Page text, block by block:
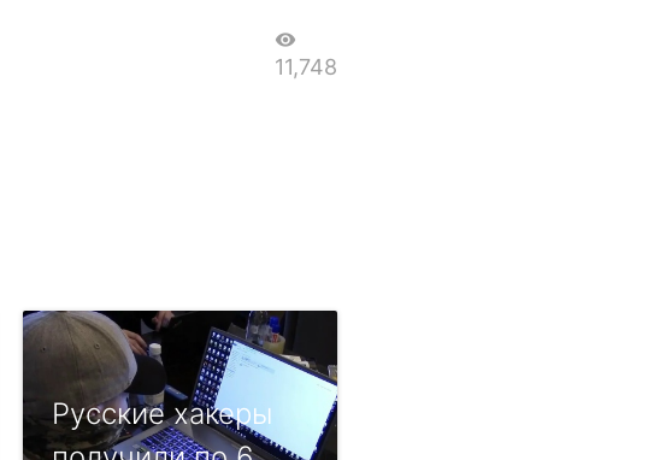
visibility
11,748
Русские хакеры